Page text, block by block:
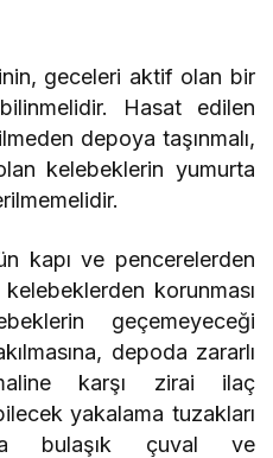
geceleri aktif olan bir
Hasat edilen
depoya taşınmalı,
kelebeklerin yumurta
kapı ve pencerelerden
korunması
geçemeyeceği
depoda zararlı
karşı zirai ilaç
yakalama tuzakları
bulaşık çuval ve